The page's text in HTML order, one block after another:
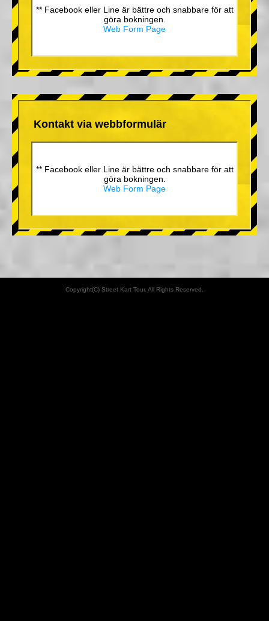
** Facebook eller Line är bättre och snabbare för att
göra bokningen.
Web Form Page
Kontakt via webbformulär
** Facebook eller Line är bättre och snabbare för att
göra bokningen.
Web Form Page
Copyright(C) Street Kart Tour. All Rights Reserved.